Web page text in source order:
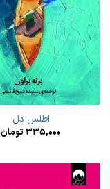
اطلس دل
۳۳۵,۰۰۰تومان